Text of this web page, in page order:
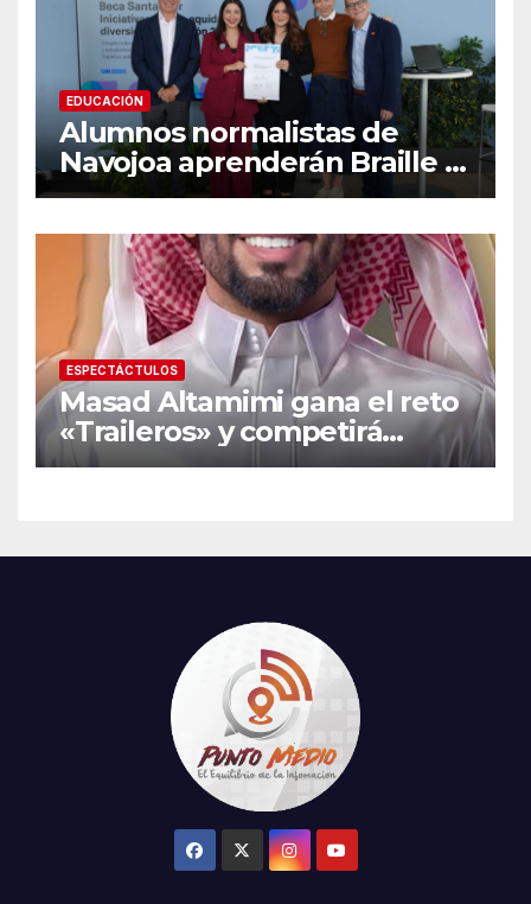
EDUCACIÓN
Alumnos normalistas de
Navojoa aprenderán Braille y
Lengua de Señas tras ganar
ESPECTÁCTULOS
Masad Altamimi gana el reto
«Traileros» y competirá
contra Moisés Peñaloza por